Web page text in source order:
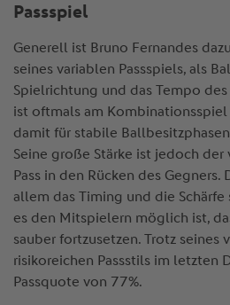
Passspiel
Generell ist Bruno Fernandes
seines variablen Passspiels, als
Spielrichtung und das Tempo
ist oftmals am
damit für stabile
Seine große Stärke ist jedoch
Pass in den Rücken des
allem das Timing und die Schärfe
es den Mitspielern möglich ist,
sauber fortzusetzen. Trotz seines
risikoreichen Passstils im letzten
Passquote von 77%.